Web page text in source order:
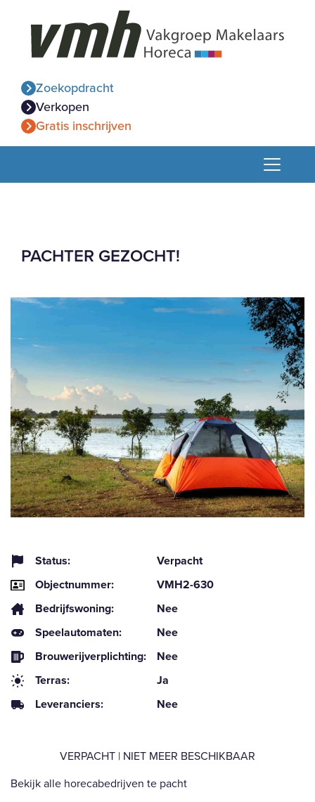
Zoekopdracht
Verkopen
Gratis inschrijven
PACHTER GEZOCHT!
Status:
Verpacht
Objectnummer:
VMH2-630
Bedrijfswoning:
Nee
Speelautomaten:
Nee
Brouwerijverplichting:
Nee
Terras:
Ja
Leveranciers:
Nee
VERPACHT | NIET MEER BESCHIKBAAR
Bekijk alle horecabedrijven te pacht